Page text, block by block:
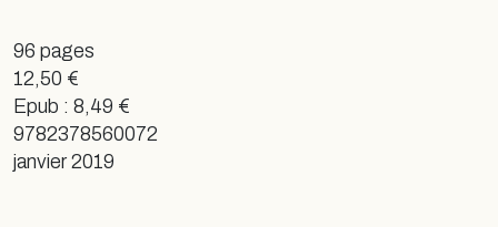
96 pages
12,50 €
Epub : 8,49 €
9782378560072
janvier 2019